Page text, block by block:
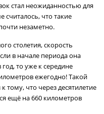
стал неожиданностью для
считалось, что такие
незаметно.
столетия, скорость
в начале периода она
то уже к середине
ежегодно! Такой
тому, что через десятилетие
ещё на 660 километров